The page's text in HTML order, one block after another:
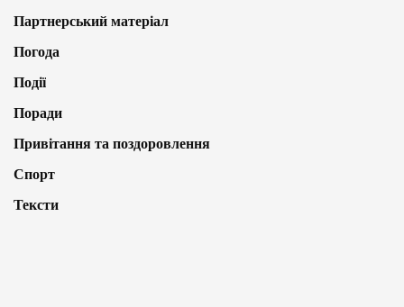
Партнерський матеріал
Погода
Події
Поради
Привітання та поздоровлення
Спорт
Тексти